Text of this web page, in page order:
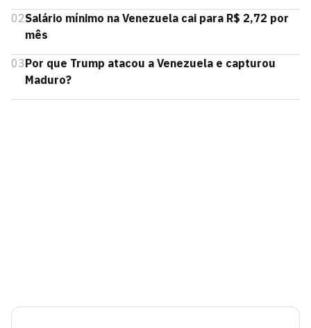
02Salário mínimo na Venezuela cai para R$ 2,72 por
mês
03Por que Trump atacou a Venezuela e capturou
Maduro?